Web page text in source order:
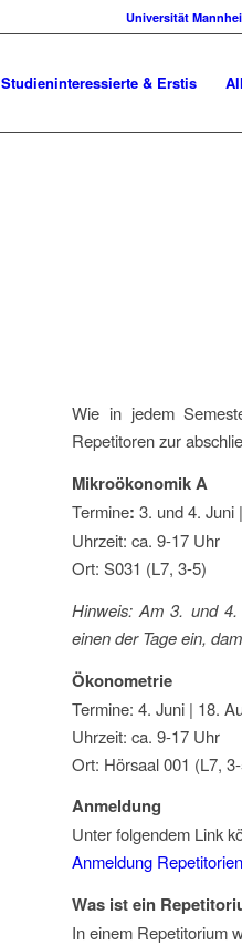
Universität
Studieninteressierte & Erstis
Wie in jedem
Repetitoren zur
Mikroökonomik A
Termine: 3. und 4. Juni
Uhrzeit: ca. 9-17 Uhr
Ort: S031 (L7, 3-5)
Hinweis: Am 3. und
einen der Tage ein,
Ökonometrie
Termine: 4. Juni | 18.
Uhrzeit: ca. 9-17 Uhr
Ort: Hörsaal 001 (L7,
Anmeldung
Unter folgendem Link
Anmeldung
Was ist ein
In einem Repetitorium